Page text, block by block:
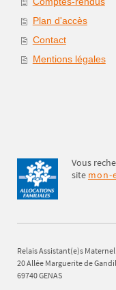
Plan d'accès
Contact
Mentions légales
Vous
site mon-
Relais Assistant(e)s
20 Allée Marguerite de Gandil
69740 GENAS